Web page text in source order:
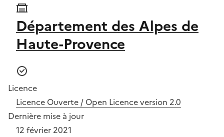
Département des Alpes de
Haute-Provence
Licence
Licence Ouverte / Open Licence version 2.0
Dernière mise à jour
12 février 2021